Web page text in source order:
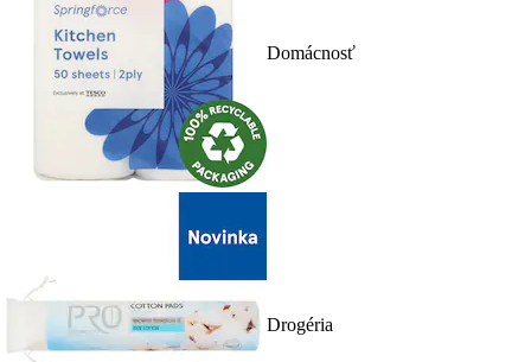
Domácnosť
Drogéria